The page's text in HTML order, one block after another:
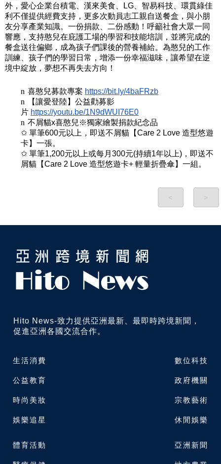
外，愛心企業台積電、漢來美食、LG、智易科技、 環貫綠佳
利不僅提供經費支持，更多次動員志工親自送餐盒， 與小朋
友分享產業知識。一份捐款、二份感動！ 呼籲社會大眾一同
響應，支持憨兒在庇護工場的學習和技能培訓， 並將完成的
餐盒送往偏鄉，成為孩子們課後的營養補給。 為憨兒的工作
訓練、孩子們的學習日常，增添一份幸福滋味， 讓希望在逆
境中綻放，夢想不再失去方向！
n 喜憨兒募款專案 https://bit.ly/4baFRzb
n
【讓愛登陸】公益勸募影
片 https://youtu.be/1N9dWUI76E0
n 不屑貓x喜憨兒※獨家繪製捐款紀念品
✩ 單筆600元以上，即送不屑貓【Care 2 Love 造型悠遊
卡】一張。
✩ 單筆1,200元以上或每月300元(持續1年以上)， 即送不
屑貓【Care 2 Love 造型悠遊卡+ 輕量折疊傘】一組。
< >
生活消費
公益教育
時尚美妝
娛樂追星
數位科技
政府機關
宗教藝術
休閒娛樂
體育活動 亞洲新聞
Hito News-致力提供亞洲最新、最即時跨境新聞，
促進亞洲各國交流合作。